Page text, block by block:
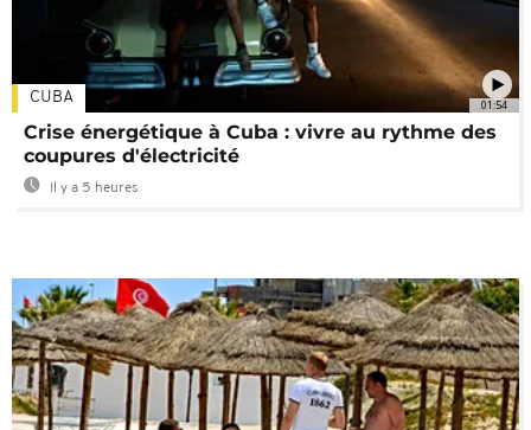
01:54
CUBA
Crise énergétique à Cuba : vivre au rythme des
coupures d'électricité
Il y a 5 heures